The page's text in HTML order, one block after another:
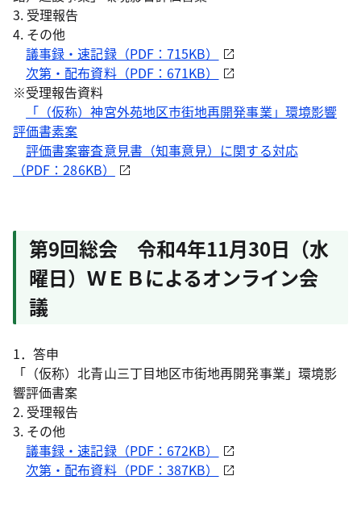
3. 受理報告
4. その他
議事録・速記録（PDF：715KB）
次第・配布資料（PDF：671KB）
※受理報告資料
「（仮称）神宮外苑地区市街地再開発事業」環境影響
評価書素案
評価書案審査意見書（知事意見）に関する対応
（PDF：286KB）
第9回総会 令和4年11月30日（水
曜日）ＷＥＢによるオンライン会
議
1．答申
「（仮称）北青山三丁目地区市街地再開発事業」環境影
響評価書案
2. 受理報告
3. その他
議事録・速記録（PDF：672KB）
次第・配布資料（PDF：387KB）